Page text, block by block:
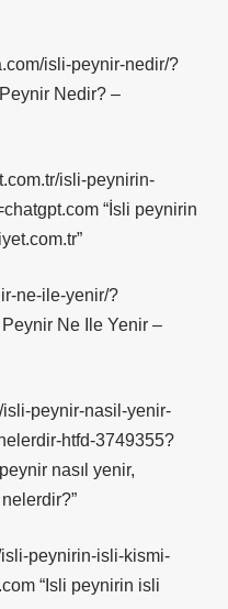
isli-peynir-nedir/?
Nedir? –
isli-peynirin-
“İsli peynirin
ne-ile-yenir/?
Ne Ile Yenir –
isli-peynir-nasil-yenir-
htfd-3749355?
nasıl yenir,
peynirin-isli-kismi-
“Isli peynirin isli